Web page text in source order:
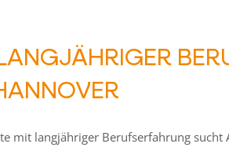
mit langjähriger Berufserfahrung